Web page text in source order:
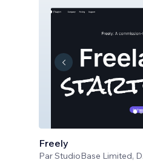
Freely
ParStudioBase Limited,